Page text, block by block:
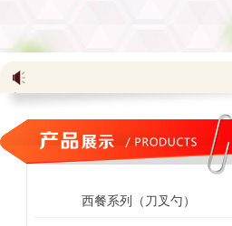
西餐系列（刀叉勺）